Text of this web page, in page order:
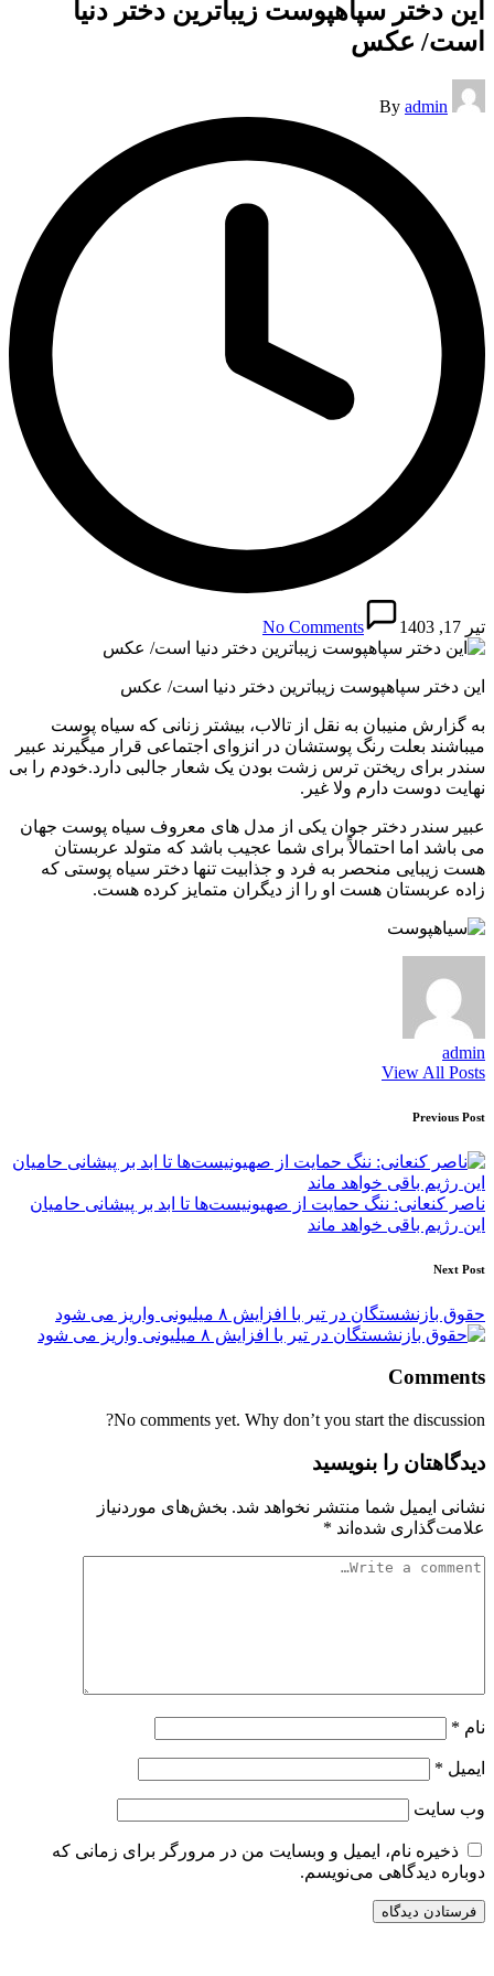
این دختر سپاهپوست زیباترین دختر دنیا
است/ عکس
Posted
by
By admin
تیر 17, 1403 No Comments
این دختر سپاهپوست زیباترین دختر دنیا است/ عکس
به گزارش منیبان به نقل از تالاب، بیشتر زنانی که سیاه پوست
میباشند بعلت رنگ پوستشان در انزوای اجتماعی قرار میگیرند عبیر
سندر برای ریختن ترس زشت بودن یک شعار جالبی دارد.خودم را بی
نهایت دوست دارم ولا غیر.
عبیر سندر دختر جوان یکی از مدل های معروف سیاه پوست جهان
می باشد اما احتمالاً برای شما عجیب باشد که متولد عربستان
هست زیبایی منحصر به فرد و جذابیت تنها دختر سیاه پوستی که
زاده عربستان هست او را از دیگران متمایز کرده هست.
admin
View All Posts
Post
navigation
Previous Post
ناصر کنعانی: ننگ حمایت از صهیونیست‌ها تا ابد بر پیشانی حامیان
این رژیم باقی خواهد ماند
Next Post
حقوق بازنشستگان در تیر با افزایش ۸ میلیونی واریز می شود
Comments
No comments yet. Why don’t you start the discussion?
دیدگاهتان را بنویسید
نشانی ایمیل شما منتشر نخواهد شد. بخش‌های موردنیاز
علامت‌گذاری شده‌اند *
نام *
ایمیل *
وب‌ سایت
ذخیره نام، ایمیل و وبسایت من در مرورگر برای زمانی که
دوباره دیدگاهی می‌نویسم.